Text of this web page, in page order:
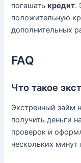
погашатькредит.
положительную
дополнительных
FAQ
Что такое
Экстренный займ
получить деньги
проверок и
нескольких минут